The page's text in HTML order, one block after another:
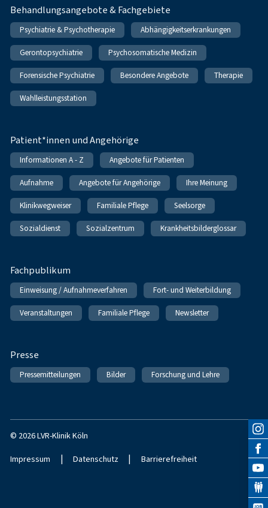
Behandlungsangebote & Fachgebiete
Psychiatrie & Psychotherapie Abhängigkeitserkrankungen
Gerontopsychiatrie Psychosomatische Medizin
Forensische Psychiatrie Besondere Angebote Therapie
Wahlleistungsstation
Patient*innen und Angehörige
Informationen A - Z Angebote für Patienten
Aufnahme Angebote für Angehörige Ihre Meinung
Klinikwegweiser Familiale Pflege Seelsorge
Sozialdienst Sozialzentrum Krankheitsbilderglossar
Fachpublikum
Einweisung / Aufnahmeverfahren Fort- und Weiterbildung
Veranstaltungen Familiale Pflege Newsletter
Presse
Pressemitteilungen Bilder Forschung und Lehre
© 2026 LVR-Klinik Köln
Impressum | Datenschutz | Barrierefreiheit